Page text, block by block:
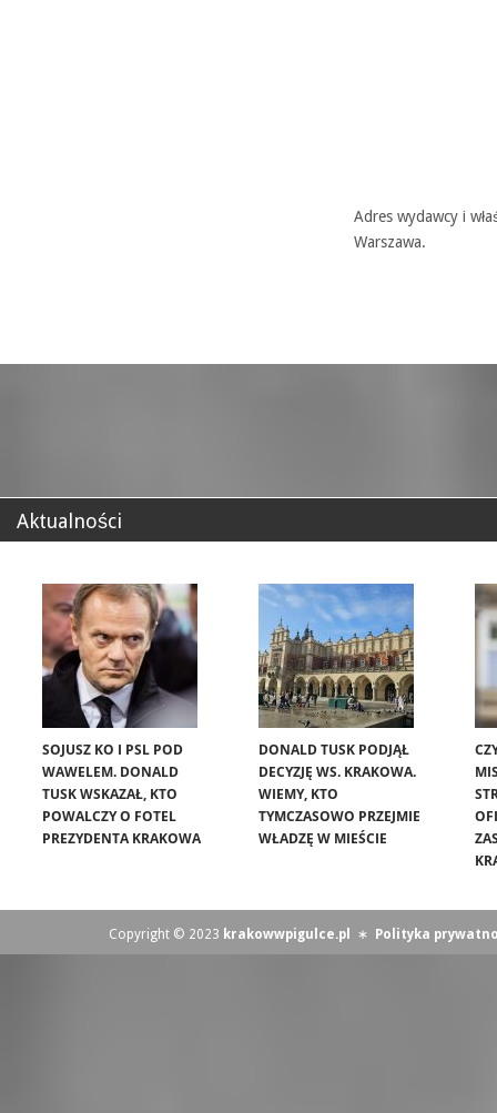
Adres wydawcy i
Warszawa.
Aktualności
SOJUSZ KO I PSL POD
WAWELEM. DONALD
TUSK WSKAZAŁ, KTO
POWALCZY O FOTEL
PREZYDENTA KRAKOWA
DONALD TUSK PODJĄŁ
DECYZJĘ WS. KRAKOWA.
WIEMY, KTO
TYMCZASOWO PRZEJMIE
WŁADZĘ W MIEŚCIE
Copyright © 2023 krakowwpigulce.pl ∗ Polityka